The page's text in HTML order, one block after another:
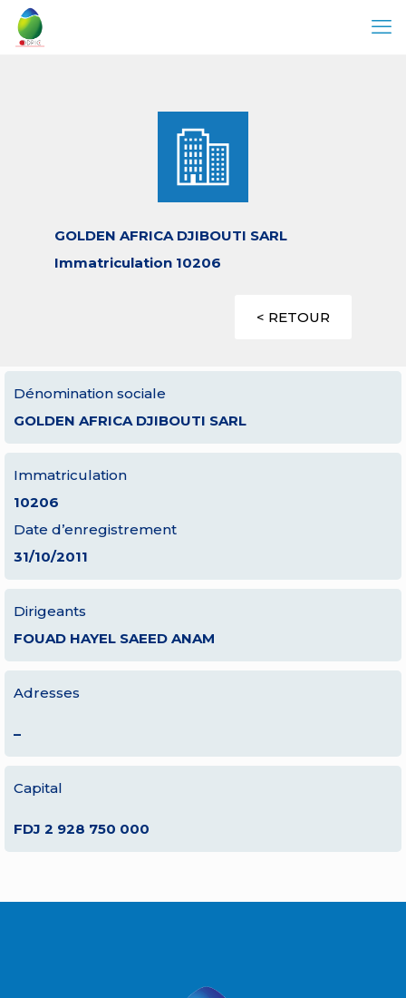
GOLDEN AFRICA DJIBOUTI SARL
Immatriculation 10206
< RETOUR
Dénomination sociale
GOLDEN AFRICA DJIBOUTI SARL
Immatriculation
10206
Date d’enregistrement
31/10/2011
Dirigeants
FOUAD HAYEL SAEED ANAM
Adresses
–
Capital
FDJ 2 928 750 000